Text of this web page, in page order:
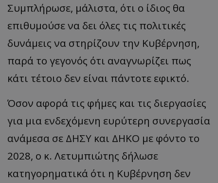
Συμπλήρωσε, μάλιστα, ότι ο ίδιος θα
επιθυμούσε να δει όλες τις πολιτικές
δυνάμεις να στηρίζουν την Κυβέρνηση,
παρά το γεγονός ότι αναγνωρίζει πως
κάτι τέτοιο δεν είναι πάντοτε εφικτό.
Όσον αφορά τις φήμες και τις διεργασίες
για μια ενδεχόμενη ευρύτερη συνεργασία
ανάμεσα σε ΔΗΣΥ και ΔΗΚΟ με φόντο το
2028, ο κ. Λετυμπιώτης δήλωσε
κατηγορηματικά ότι η Κυβέρνηση δεν